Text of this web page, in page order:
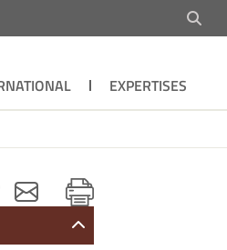
EXPERTISES